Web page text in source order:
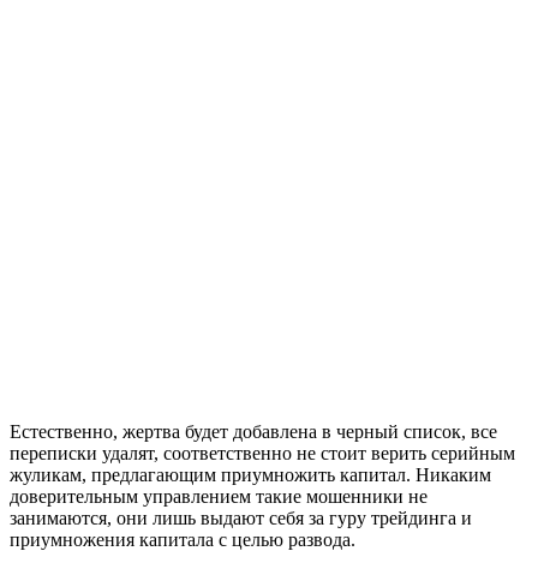
Естественно, жертва будет добавлена в черный список, все
переписки удалят, соответственно не стоит верить серийным
жуликам, предлагающим приумножить капитал. Никаким
доверительным управлением такие мошенники не
занимаются, они лишь выдают себя за гуру трейдинга и
приумножения капитала с целью развода.